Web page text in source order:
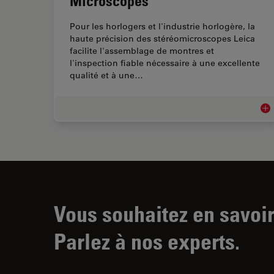
Pour les horlogers et l'industrie horlogère, la
haute précision des stéréomicroscopes Leica
facilite l'assemblage de montres et
l'inspection fiable nécessaire à une excellente
qualité et à une…
Vous souhaitez en
Parlez à nos experts.